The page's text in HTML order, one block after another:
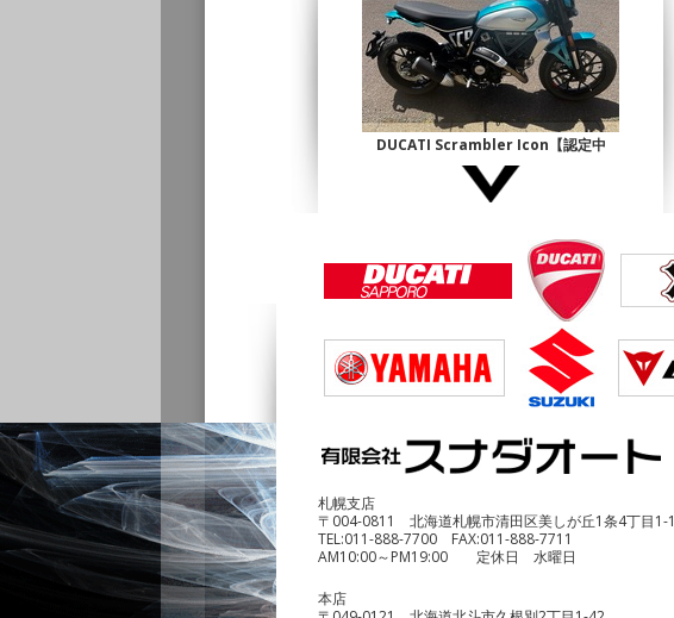
DUCATI Scrambler Icon【認定中
古】
¥1,140,000
¥690,000
札幌支店
〒004-0811 北海道札幌市清田区美しが丘1条4丁目1-1
TEL:011-888-7700 FAX:011-888-7711
AM10:00～PM19:00 定休日 水曜日
本店